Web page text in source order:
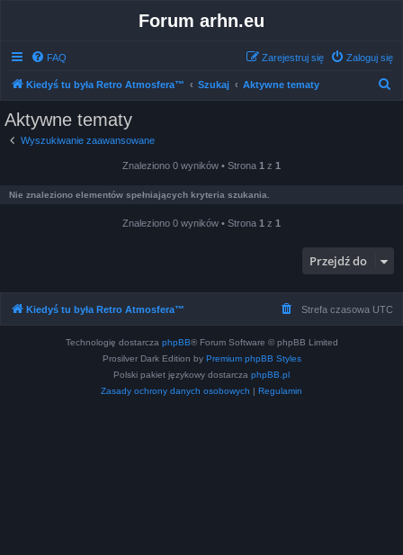
Forum arhn.eu
FAQ Zaloguj się
Zarejestruj się
Kiedyś tu była Retro Atmosfera™ Szukaj Aktywne tematy
Aktywne tematy
Wyszukiwanie zaawansowane
Znaleziono 0 wyników • Strona 1 z 1
Nie znaleziono elementów spełniających kryteria szukania.
Znaleziono 0 wyników • Strona 1 z 1
Przejdź do
Kiedyś tu była Retro Atmosfera™ Strefa czasowa UTC
Technologię dostarcza phpBB® Forum Software © phpBB Limited
Prosilver Dark Edition by Premium phpBB Styles
Polski pakiet językowy dostarcza phpBB.pl
Zasady ochrony danych osobowych | Regulamin